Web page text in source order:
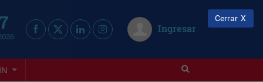
Ingresar
Cerrar